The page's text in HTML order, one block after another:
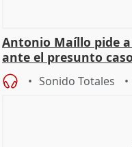
Antonio Maíllo pide
ante el presunto
Sonido Totales